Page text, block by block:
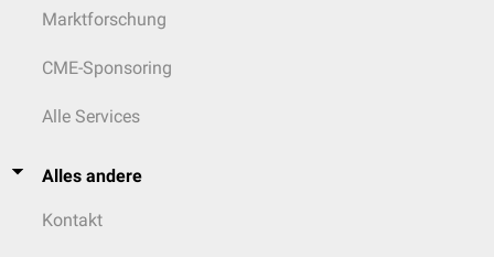
Marktforschung
CME-Sponsoring
Alle Services
Alles andere
Kontakt